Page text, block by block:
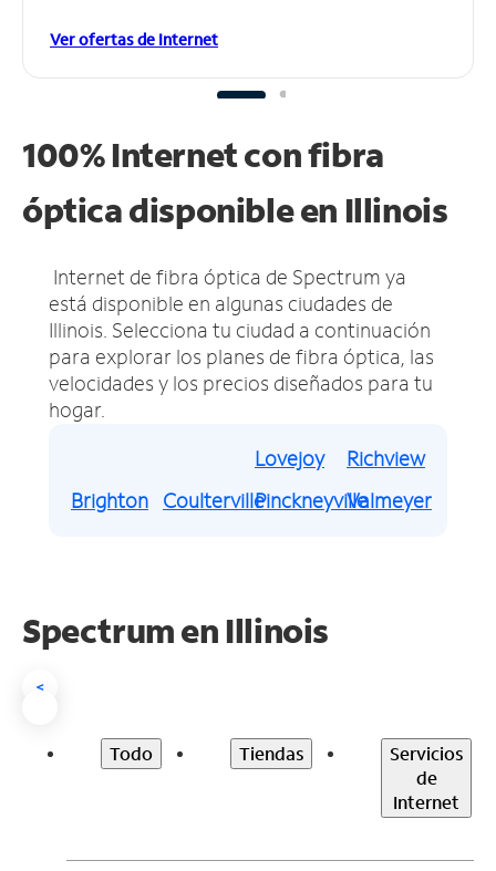
Ver ofertas de Internet
100% Internet con fibra
óptica disponible en Illinois
Internet de fibra óptica de Spectrum ya
está disponible en algunas ciudades de
Illinois. Selecciona tu ciudad a continuación
para explorar los planes de fibra óptica, las
velocidades y los precios diseñados para tu
hogar.
Brighton Coulterville
Lovejoy
Pinckneyville
Richview
Valmeyer
Spectrum en Illinois
<
Todo Tiendas
Servicios
de
Internet